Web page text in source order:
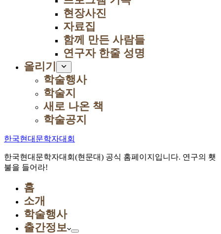
현장사진
자료집
함께 만든 사람들
연구자 한줄 성명
올리기
학술행사
학술지
새로 나온 책
학술공지
한국현대문학자대회
한국현대문학자대회(현문대) 공식 홈페이지입니다. 연구의 횃
불을 들어라!
홈
소개
학술행사
출간정보